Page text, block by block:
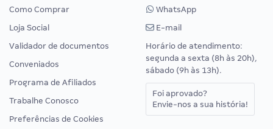
Como Comprar
Loja Social
Validador de documentos
Conveniados
Programa de Afiliados
Trabalhe Conosco
Preferências de Cookies
WhatsApp
E-mail
Horário de atendimento:
segunda a sexta (8h às 20h),
sábado (9h às 13h).
Foi aprovado?
Envie-nos a sua história!